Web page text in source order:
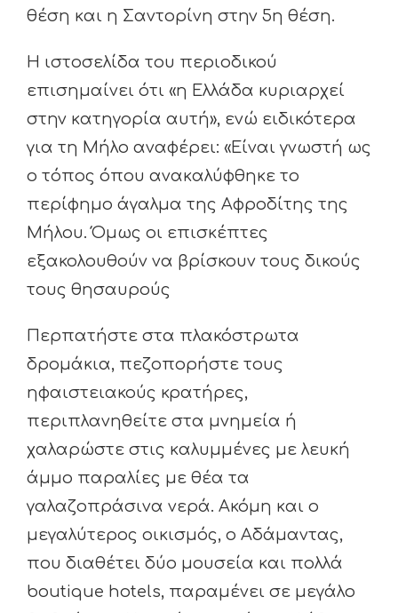
θέση και η Σαντορίνη στην 5η θέση.
Η ιστοσελίδα του περιοδικού
επισημαίνει ότι «η Ελλάδα κυριαρχεί
στην κατηγορία αυτή», ενώ ειδικότερα
για τη Μήλο αναφέρει: «Είναι γνωστή ως
ο τόπος όπου ανακαλύφθηκε το
περίφημο άγαλμα της Αφροδίτης της
Μήλου. Όμως οι επισκέπτες
εξακολουθούν να βρίσκουν τους δικούς
τους θησαυρούς
Περπατήστε στα πλακόστρωτα
δρομάκια, πεζοπορήστε τους
ηφαιστειακούς κρατήρες,
περιπλανηθείτε στα μνημεία ή
χαλαρώστε στις καλυμμένες με λευκή
άμμο παραλίες με θέα τα
γαλαζοπράσινα νερά. Ακόμη και ο
μεγαλύτερος οικισμός, ο Αδάμαντας,
που διαθέτει δύο μουσεία και πολλά
boutique hotels, παραμένει σε μεγάλο